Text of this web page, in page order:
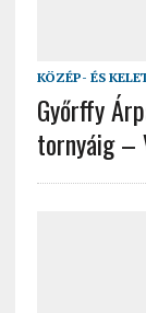
KÖZÉP- ÉS
Győrffy
tornyáig –